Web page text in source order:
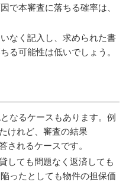
で本審査に落ちる確率は、
なく記入し、求められた書
る可能性は低いでしょう。
なるケースもあります。例
けれど、審査の結果
されるケースです。
しても問題なく返済しても
ったとしても物件の担保価